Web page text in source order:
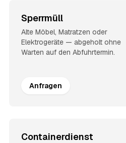
Sperrmüll
Alte Möbel, Matratzen oder
Elektrogeräte — abgeholt ohne
Warten auf den Abfuhrtermin.
Anfragen
Containerdienst